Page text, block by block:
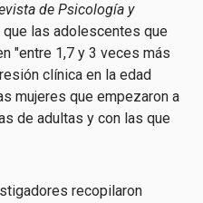
de Psicología y
las adolescentes que
"entre 1,7 y 3 veces más
clínica en la edad
mujeres que empezaron a
de adultas y con las que
recopilaron